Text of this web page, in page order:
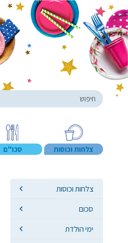
צלחות וכוסות סכו"ם
צלחות וכוסות
סכום
ימי הולדת